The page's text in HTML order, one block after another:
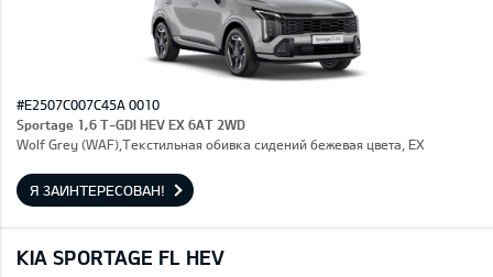
#E2507C007C45A 0010
Sportage 1,6 T-GDI HEV EX 6AT 2WD
Wolf Grey (WAF),Текстильная обивка сидений бежевая цвета, EX
Я ЗАИНТЕРЕСОВАН!
KIA SPORTAGE FL HEV